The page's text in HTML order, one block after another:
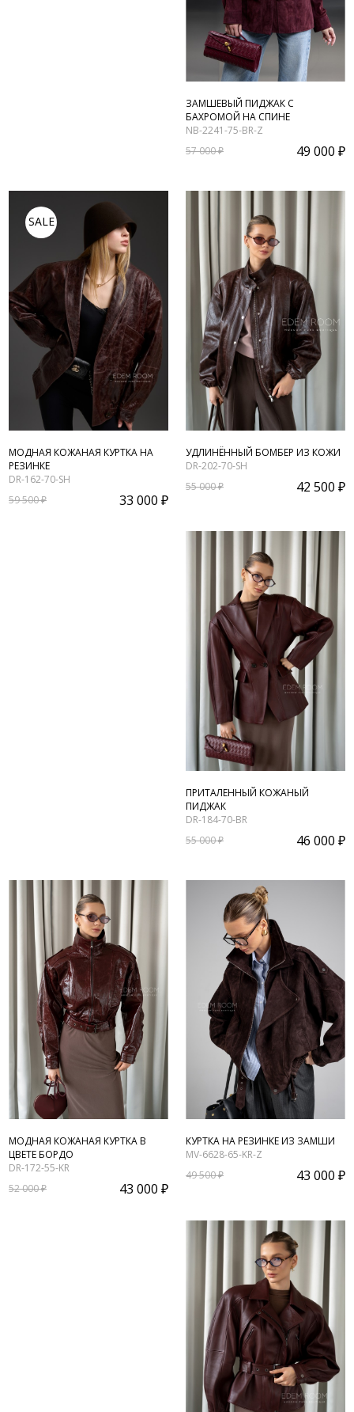
ЗАМШЕВЫЙ ПИДЖАК С
БАХРОМОЙ НА СПИНЕ
NB-2241-75-BR-Z
57 000 ₽
49 000 ₽
SALE
МОДНАЯ КОЖАНАЯ КУРТКА НА
РЕЗИНКЕ
DR-162-70-SH
59 500 ₽
33 000 ₽
УДЛИНЁННЫЙ БОМБЕР ИЗ КОЖИ
DR-202-70-SH
55 000 ₽
42 500 ₽
ПРИТАЛЕННЫЙ КОЖАНЫЙ
ПИДЖАК
DR-184-70-BR
55 000 ₽
46 000 ₽
МОДНАЯ КОЖАНАЯ КУРТКА В
ЦВЕТЕ БОРДО
DR-172-55-KR
52 000 ₽
43 000 ₽
КУРТКА НА РЕЗИНКЕ ИЗ ЗАМШИ
MV-6628-65-KR-Z
49 500 ₽
43 000 ₽